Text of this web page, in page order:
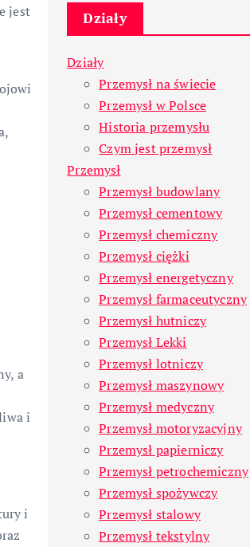
jest
a
i
i
Działy
Działy
Przemysł na świecie
Przemysł w Polsce
Historia przemysłu
Czym jest przemysł
Przemysł
Przemysł budowlany
Przemysł cementowy
Przemysł chemiczny
Przemysł ciężki
Przemysł energetyczny
Przemysł farmaceutyczny
Przemysł hutniczy
Przemysł Lekki
Przemysł lotniczy
Przemysł maszynowy
Przemysł medyczny
Przemysł motoryzacyjny
Przemysł papierniczy
Przemysł petrochemiczny
Przemysł spożywczy
Przemysł stalowy
Przemysł tekstylny